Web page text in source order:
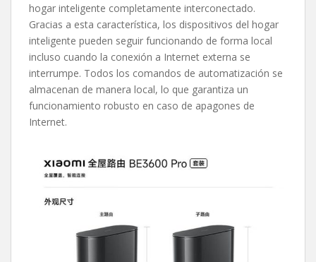
hogar inteligente completamente interconectado.
Gracias a esta característica, los dispositivos del hogar
inteligente pueden seguir funcionando de forma local
incluso cuando la conexión a Internet externa se
interrumpe. Todos los comandos de automatización se
almacenan de manera local, lo que garantiza un
funcionamiento robusto en caso de apagones de
Internet.